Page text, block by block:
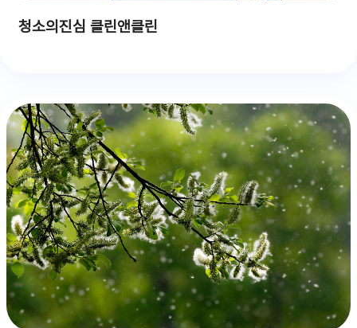
청소의진심 클린앤클린